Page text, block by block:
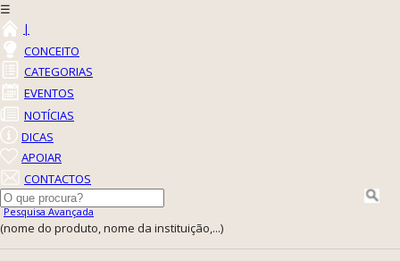
☰
|
CONCEITO
CATEGORIAS
EVENTOS
NOTÍCIAS
DICAS
APOIAR
CONTACTOS
Pesquisa Avançada
(nome do produto, nome da instituição,...)